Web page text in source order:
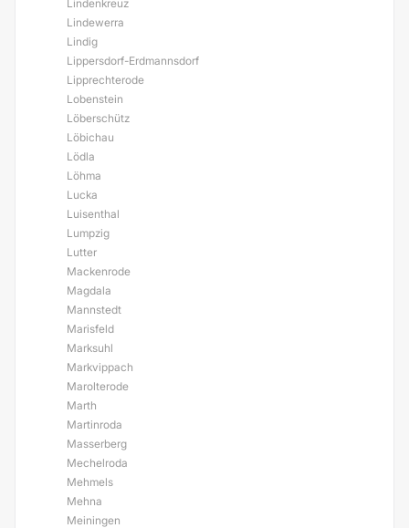
Lindenkreuz
Lindewerra
Lindig
Lippersdorf-Erdmannsdorf
Lipprechterode
Lobenstein
Löberschütz
Löbichau
Lödla
Löhma
Lucka
Luisenthal
Lumpzig
Lutter
Mackenrode
Magdala
Mannstedt
Marisfeld
Marksuhl
Markvippach
Marolterode
Marth
Martinroda
Masserberg
Mechelroda
Mehmels
Mehna
Meiningen